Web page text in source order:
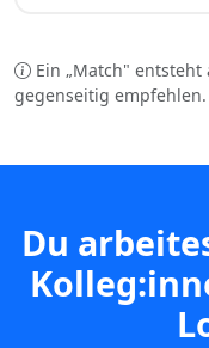
Ein „Match"
gegenseitig empfehlen.
Du